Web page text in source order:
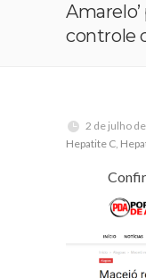
controle
2 de julho
Hepatite C,